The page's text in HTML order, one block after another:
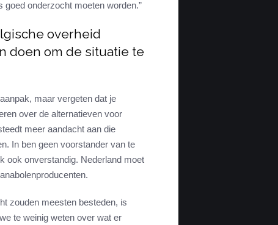
onderzocht moeten worden.”
overheid
doen om de situatie te
maar vergeten dat je
over de alternatieven voor
meer aandacht aan die
In ben geen voorstander van te
ook onverstandig. Nederland moet
zouden meesten besteden, is
te weinig weten over wat er